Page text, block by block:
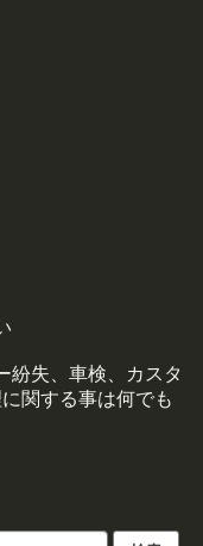
紛失、車検、カスタ
関する事は何でも